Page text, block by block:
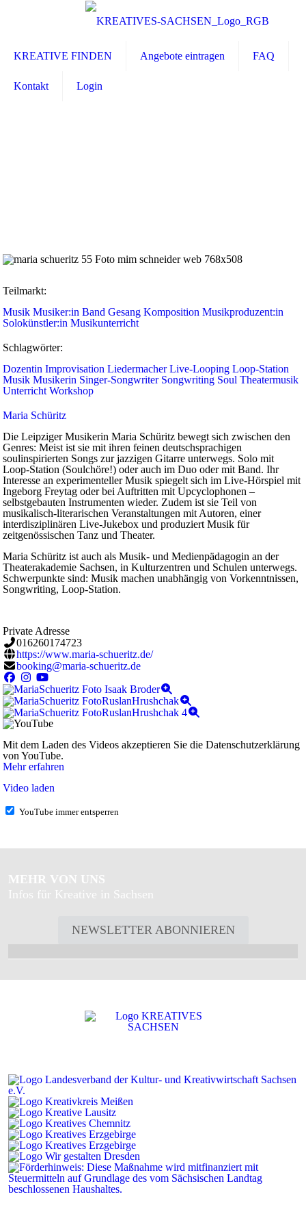
KREATIVE FINDEN Angebote eintragen FAQ
Kontakt Login
Teilmarkt:
Musik Musiker:in Band Gesang Komposition Musikproduzent:in
Solokünstler:in Musikunterricht
Schlagwörter:
Dozentin Improvisation Liedermacher Live-Looping Loop-Station
Musik Musikerin Singer-Songwriter Songwriting Soul Theatermusik
Unterricht Workshop
Maria Schüritz
Die Leipziger Musikerin Maria Schüritz bewegt sich zwischen den
Genres: Meist ist sie mit ihren feinen deutschsprachigen
soulinspirierten Songs zur jazzigen Gitarre unterwegs. Solo mit
Loop-Station (Soulchöre!) oder auch im Duo oder mit Band. Ihr
Interesse an experimenteller Musik spiegelt sich im Live-Hörspiel mit
Ingeborg Freytag oder bei Auftritten mit Upcyclophonen –
selbstgebauten Instrumenten wieder. Zudem ist sie Teil von
musikalisch-literarischen Veranstaltungen mit Autoren, einer
interdisziplinären Live-Jukebox und produziert Musik für
zeitgenössischen Tanz und Theater.
Maria Schüritz ist auch als Musik- und Medienpädagogin an der
Theaterakademie Sachsen, in Kulturzentren und Schulen unterwegs.
Schwerpunkte sind: Musik machen unabhängig von Vorkenntnissen,
Songwriting, Loop-Station.
Private Adresse
016260174723
https://www.maria-schueritz.de/
booking@maria-schueritz.de
Mit dem Laden des Videos akzeptieren Sie die Datenschutzerklärung
von YouTube.
Mehr erfahren
Video laden
YouTube immer entsperren
MEHR VON UNS
Infos für Kreative in Sachsen
NEWSLETTER ABONNIEREN